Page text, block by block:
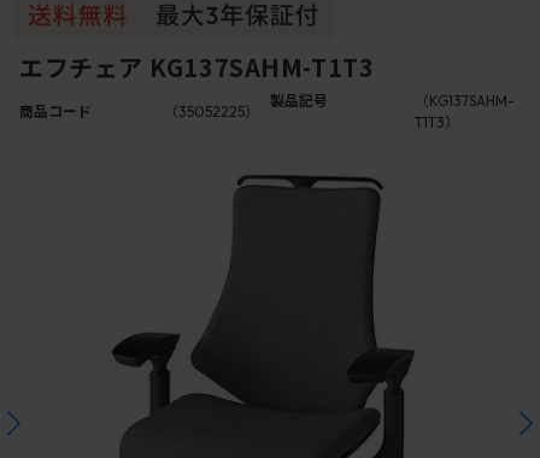
エフチェア KG137SAHM-T1T3
商品コード （35052225）
製品記号
（KG137SAHM-
T1T3）